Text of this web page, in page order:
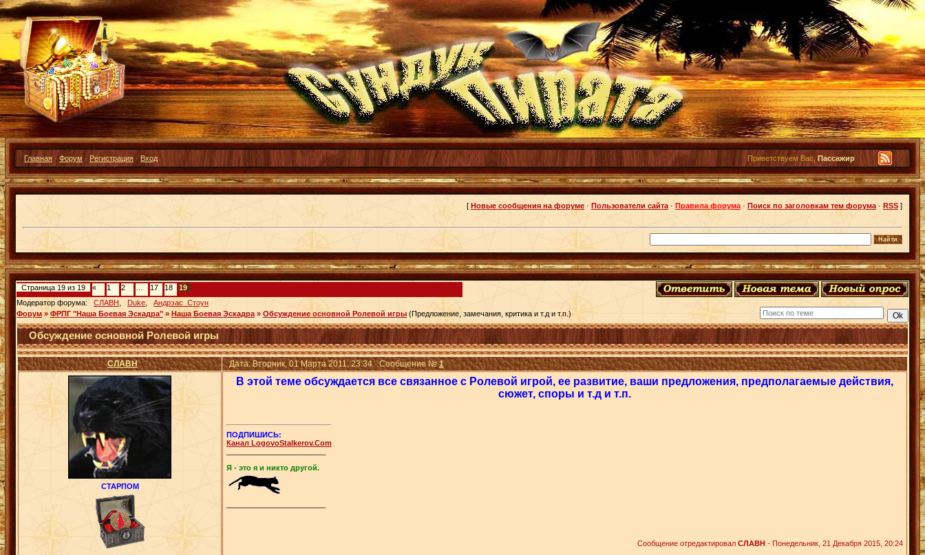
Главная · Форум · Регистрация · Вход Приветствуем Вас, Пассажир
[ Новые сообщения на форуме · Пользователи сайта · Правила форума · Поиск по заголовкам тем форума · RSS ]
Страница 19 из 19 « 1 2 17 18
19
Модератор форума:
СЛАВН Duke
Андрэас_Стоун
Форум » ФРПГ "Наша Боевая Эскадра" » Наша Боевая Эскадра » Обсуждение основной Ролевой игры (Предложение, замечания, критика и т.д и т.п.)
Обсуждение основной Ролевой игры
СЛАВН Дата: Вторник, 01 Марта 2011, 23:34 · Сообщение №1
СТАРПОМ
В этой теме обсуждается все связанное с Ролевой игрой, ее развитие, ваши предложения, предполагаемые действия,
сюжет, споры и т.д и т.п.
ПОДПИШИСЬ:
Канал LogovoStalkerov.Com
Я - это я и никто другой.
Сообщение отредактировал СЛАВН - Понедельник, 21 Декабря 2015, 20:24